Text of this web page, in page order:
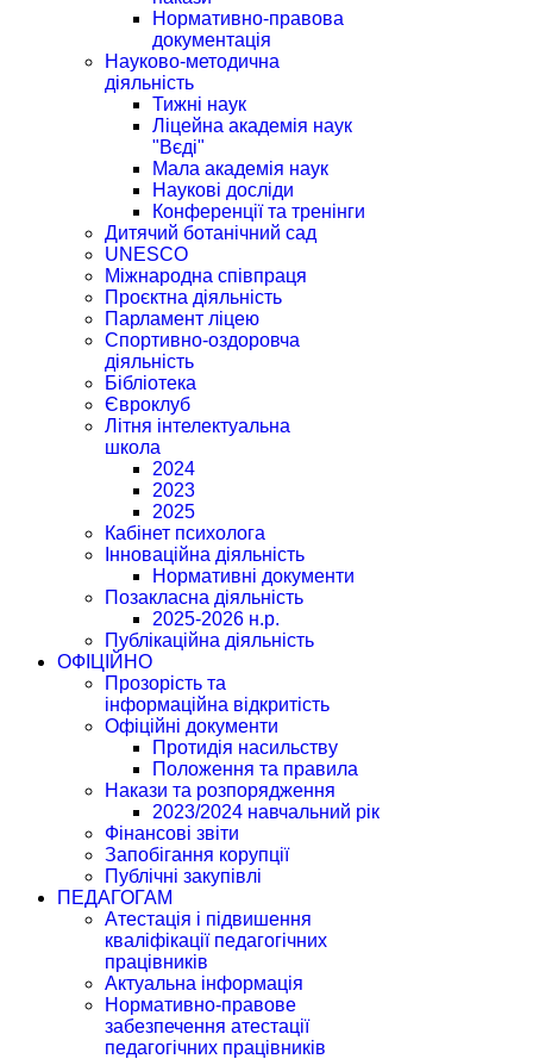
Нормативно-правова
документація
Науково-методична
діяльність
Тижні наук
Ліцейна академія наук
"Вєді"
Мала академія наук
Наукові досліди
Конференції та тренінги
Дитячий ботанічний сад
UNESCO
Міжнародна співпраця
Проєктна діяльність
Парламент ліцею
Спортивно-оздоровча
діяльність
Бібліотека
Євроклуб
Літня інтелектуальна
школа
2024
2023
2025
Кабінет психолога
Інноваційна діяльність
Нормативні документи
Позакласна діяльність
2025-2026 н.р.
Публікаційна діяльність
ОФІЦІЙНО
Прозорість та
інформаційна відкритість
Офіційні документи
Протидія насильству
Положення та правила
Накази та розпорядження
2023/2024 навчальний рік
Фінансові звіти
Запобігання корупції
Публічні закупівлі
ПЕДАГОГАМ
Атестація і підвишення
кваліфікації педагогічних
працівників
Актуальна інформація
Нормативно-правове
забезпечення атестації
педагогічних працівників